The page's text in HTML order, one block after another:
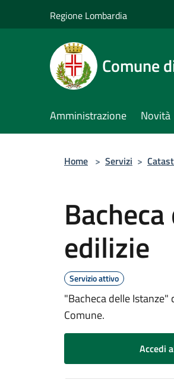
Regione Lombardia
Comune
Amministrazione Novità
Home > Servizi >
edilizie
Servizio attivo
"Bacheca delle
Comune.
Accedi